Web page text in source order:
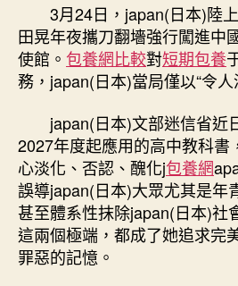
3月24日，japan(日本)陸
田晃年夜攜刀翻墻強行闖進中
使館。 包養網比較對短期包養
務，japan(日本)當局僅以“令人
japan(日本)文部迷信省近
2027年度起應用的高中教科書
心淡化、否認、醜化j包養網
誤導japan(日本)大眾尤其是年
甚至體系性抹除japan(日本)社
這兩個極端，都成了她追求完
罪惡的記憶。